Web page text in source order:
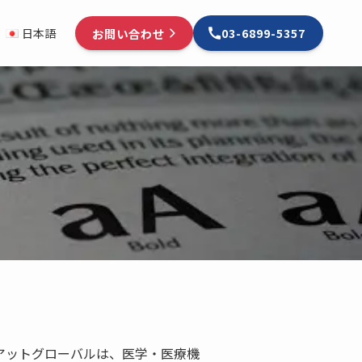
日本語 お問い合わせ 03-6899-5357
トグローバルは、医学・医療機